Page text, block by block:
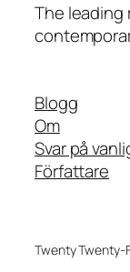
The leading
Blogg
Om
Svar på
Författare
Twenty Twenty-